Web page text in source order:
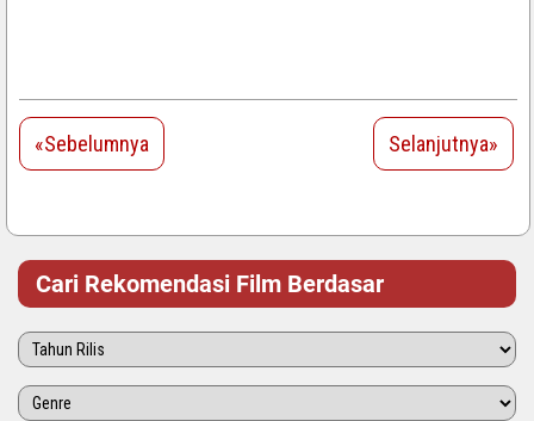
«Sebelumnya Selanjutnya»
Cari Rekomendasi Film Berdasar